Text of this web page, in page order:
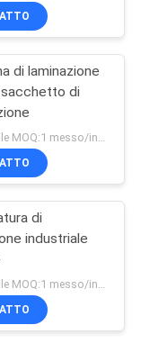
di laminazione
di
di
industriale